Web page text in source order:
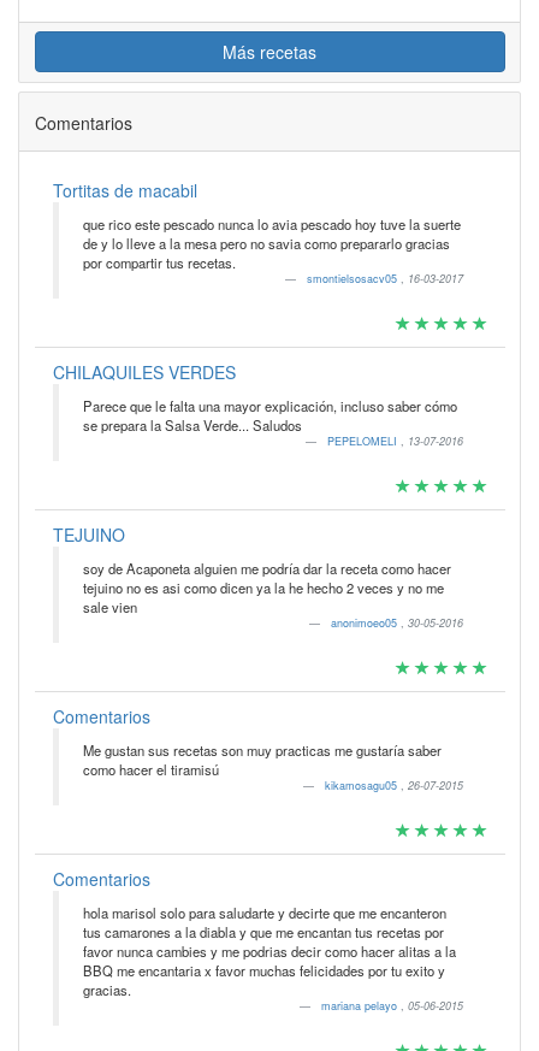
Más recetas
Comentarios
Tortitas de macabil
que rico este pescado nunca lo avia pescado hoy tuve la suerte
de y lo lleve a la mesa pero no savia como prepararlo gracias
por compartir tus recetas.
smontielsosacv05 , 16-03-2017
CHILAQUILES VERDES
Parece que le falta una mayor explicación, incluso saber cómo
se prepara la Salsa Verde... Saludos
PEPELOMELI , 13-07-2016
TEJUINO
soy de Acaponeta alguien me podría dar la receta como hacer
tejuino no es asi como dicen ya la he hecho 2 veces y no me
sale vien
anonimoeo05 , 30-05-2016
Comentarios
Me gustan sus recetas son muy practicas me gustaría saber
como hacer el tiramisú
kikamosagu05 , 26-07-2015
Comentarios
hola marisol solo para saludarte y decirte que me encanteron
tus camarones a la diabla y que me encantan tus recetas por
favor nunca cambies y me podrias decir como hacer alitas a la
BBQ me encantaria x favor muchas felicidades por tu exito y
gracias.
mariana pelayo , 05-06-2015